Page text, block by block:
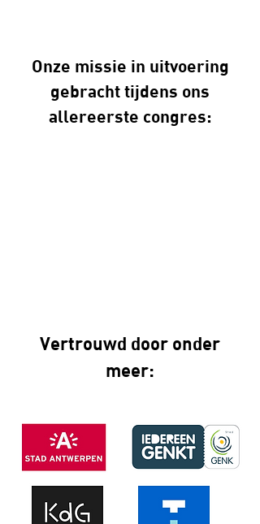
Onze missie in uitvoering
gebracht tijdens ons
allereerste congres:​
Vertrouwd door onder
meer: